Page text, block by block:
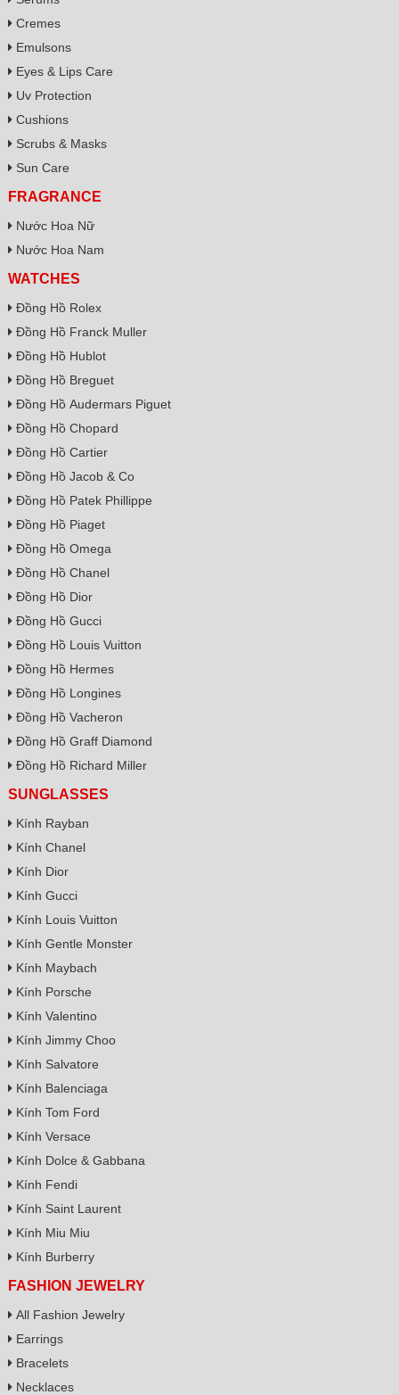
Cremes
Emulsons
Eyes & Lips Care
Uv Protection
Cushions
Scrubs & Masks
Sun Care
FRAGRANCE
Nước Hoa Nữ
Nước Hoa Nam
WATCHES
Đồng Hồ Rolex
Đồng Hồ Franck Muller
Đồng Hồ Hublot
Đồng Hồ Breguet
Đồng Hồ Audermars Piguet
Đồng Hồ Chopard
Đồng Hồ Cartier
Đồng Hồ Jacob & Co
Đồng Hồ Patek Phillippe
Đồng Hồ Piaget
Đồng Hồ Omega
Đồng Hồ Chanel
Đồng Hồ Dior
Đồng Hồ Gucci
Đồng Hồ Louis Vuitton
Đồng Hồ Hermes
Đồng Hồ Longines
Đồng Hồ Vacheron
Đồng Hồ Graff Diamond
Đồng Hồ Richard Miller
SUNGLASSES
Kính Rayban
Kính Chanel
Kính Dior
Kính Gucci
Kính Louis Vuitton
Kính Gentle Monster
Kính Maybach
Kính Porsche
Kính Valentino
Kính Jimmy Choo
Kính Salvatore
Kính Balenciaga
Kính Tom Ford
Kính Versace
Kính Dolce & Gabbana
Kính Fendi
Kính Saint Laurent
Kính Miu Miu
Kính Burberry
FASHION JEWELRY
All Fashion Jewelry
Earrings
Bracelets
Necklaces